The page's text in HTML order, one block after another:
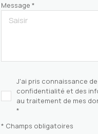
Message *
J'ai pris connaissance
confidentialité et des
au traitement de mes
*
* Champs obligatoires